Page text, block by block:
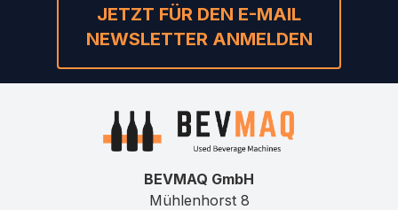
JETZT FÜR DEN E-MAIL
NEWSLETTER ANMELDEN
BEVMAQ GmbH
Mühlenhorst 8